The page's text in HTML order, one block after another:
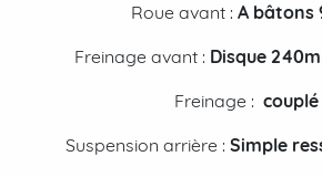
Roue avant : A bâtons
Freinage avant : Disque
Freinage : couplé
Suspension arrière : Simple